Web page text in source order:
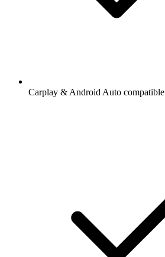
Carplay & Android Auto compatible